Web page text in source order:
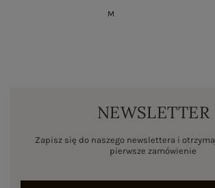
M
NEWSLETTER
Zapisz się do naszego newslettera i
pierwsze zamówienie